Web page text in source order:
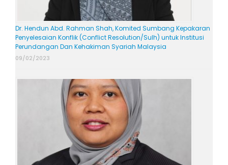
Dr. Hendun Abd. Rahman Shah, Komited Sumbang Kepakaran
Penyelesaian Konflik (Conflict Resolution/Sulh) untuk Institusi
Perundangan Dan Kehakiman Syariah Malaysia
09/02/2023